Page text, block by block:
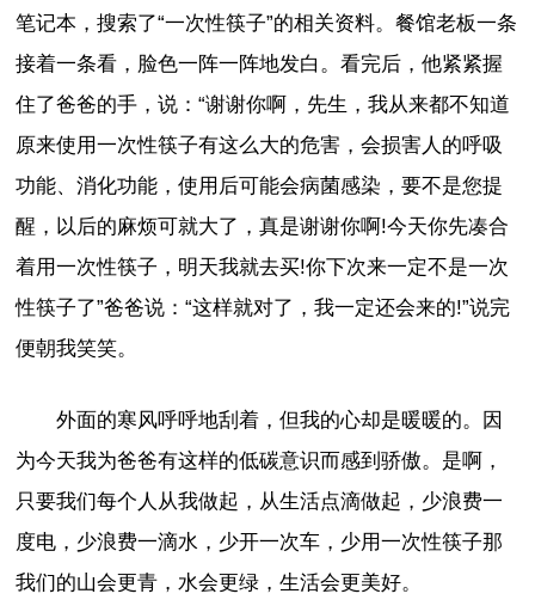
笔记本，搜索了“一次性筷子”的相关资料。餐馆老板一条
接着一条看，脸色一阵一阵地发白。看完后，他紧紧握
住了爸爸的手，说：“谢谢你啊，先生，我从来都不知道
原来使用一次性筷子有这么大的危害，会损害人的呼吸
功能、消化功能，使用后可能会病菌感染，要不是您提
醒，以后的麻烦可就大了，真是谢谢你啊!今天你先凑合
着用一次性筷子，明天我就去买!你下次来一定不是一次
性筷子了”爸爸说：“这样就对了，我一定还会来的!”说完
便朝我笑笑。
外面的寒风呼呼地刮着，但我的心却是暖暖的。因
为今天我为爸爸有这样的低碳意识而感到骄傲。是啊，
只要我们每个人从我做起，从生活点滴做起，少浪费一
度电，少浪费一滴水，少开一次车，少用一次性筷子那
我们的山会更青，水会更绿，生活会更美好。